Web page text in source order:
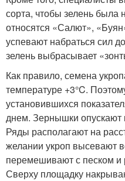
сорта, чтобы зелень была
относятся «Салют»,
успевают набраться сил
зелень выбрасывает
Как правило, семена
температуре +3°C.
установившихся
днем. Зернышки опускают
Ряды располагают на
желании укроп высевают
перемешивают с песком и
Сверху площадку